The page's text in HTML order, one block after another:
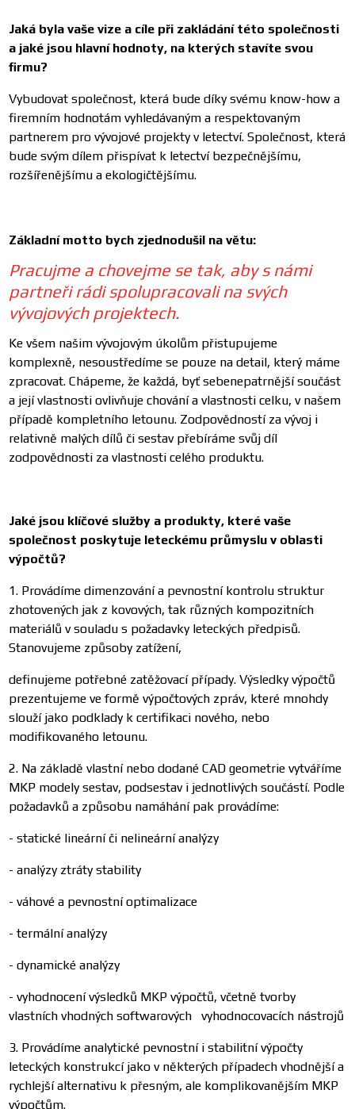
Jaká byla vaše vize a cíle při zakládání této společnosti
a jaké jsou hlavní hodnoty, na kterých stavíte svou
firmu?
Vybudovat společnost, která bude díky svému know-how a
firemním hodnotám vyhledávaným a respektovaným
partnerem pro vývojové projekty v letectví. Společnost, která
bude svým dílem přispívat k letectví bezpečnějšímu,
rozšířenějšímu a ekologičtějšímu.
Základní motto bych zjednodušil na větu:
Pracujme a chovejme se tak, aby s námi
partneři rádi spolupracovali na svých
vývojových projektech.
Ke všem našim vývojovým úkolům přistupujeme
komplexně, nesoustředíme se pouze na detail, který máme
zpracovat. Chápeme, že každá, byť sebenepatrnější součást
a její vlastnosti ovlivňuje chování a vlastnosti celku, v našem
případě kompletního letounu. Zodpovědností za vývoj i
relativně malých dílů či sestav přebíráme svůj díl
zodpovědnosti za vlastnosti celého produktu.
Jaké jsou klíčové služby a produkty, které vaše
společnost poskytuje leteckému průmyslu v oblasti
výpočtů?
1. Provádíme dimenzování a pevnostní kontrolu struktur
zhotovených jak z kovových, tak různých kompozitních
materiálů v souladu s požadavky leteckých předpisů.
Stanovujeme způsoby zatížení,
definujeme potřebné zatěžovací případy. Výsledky výpočtů
prezentujeme ve formě výpočtových zpráv, které mnohdy
slouží jako podklady k certifikaci nového, nebo
modifikovaného letounu.
2. Na základě vlastní nebo dodané CAD geometrie vytváříme
MKP modely sestav, podsestav i jednotlivých součástí. Podle
požadavků a způsobu namáhání pak provádíme:
- statické lineární či nelineární analýzy
- analýzy ztráty stability
- váhové a pevnostní optimalizace
- termální analýzy
- dynamické analýzy
- vyhodnocení výsledků MKP výpočtů, včetně tvorby
vlastních vhodných softwarových vyhodnocovacích nástrojů
3. Provádíme analytické pevnostní i stabilitní výpočty
leteckých konstrukcí jako v některých případech vhodnější a
rychlejší alternativu k přesným, ale komplikovanějším MKP
výpočtům.